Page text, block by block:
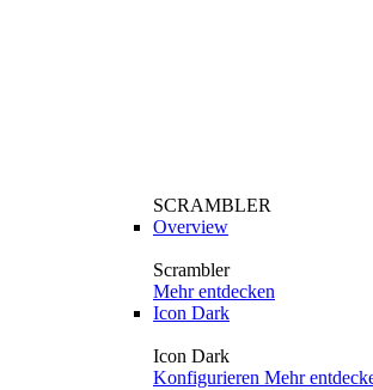
SCRAMBLER
Overview
Scrambler
Mehr entdecken
Icon Dark
Icon Dark
Konfigurieren Mehr